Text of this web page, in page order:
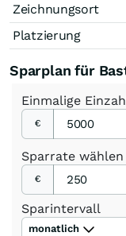
Zeichnungsort
Platzierung
Sparplan für
Einmalige
€
Sparrate wählen
€
Sparintervall
monatlich